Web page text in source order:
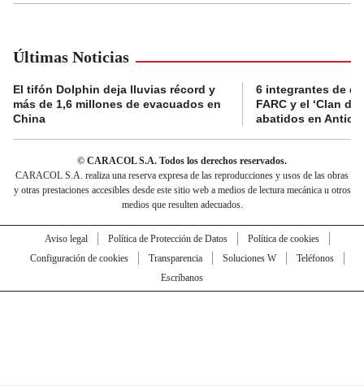
Últimas Noticias
El tifón Dolphin deja lluvias récord y
más de 1,6 millones de evacuados en
China
6 integrantes de
FARC y el ‘Clan
abatidos en
© CARACOL S.A. Todos los derechos reservados.
CARACOL S.A. realiza una reserva expresa de las reproducciones y usos de las obras
y otras prestaciones accesibles desde este sitio web a medios de lectura mecánica u otros
medios que resulten adecuados.
Aviso legal Política de Protección de Datos
Política de cookies
Configuración de cookies
Transparencia Soluciones W
Teléfonos
Escríbanos